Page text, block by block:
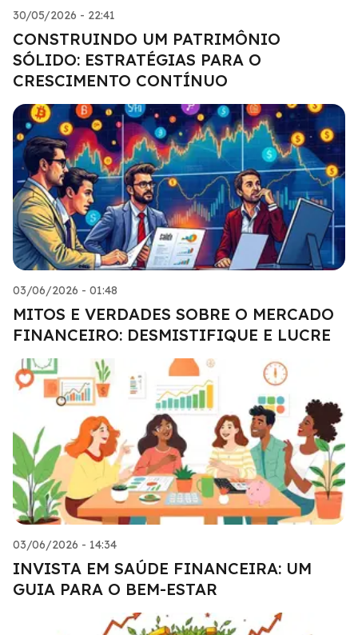
30/05/2026 - 22:41
CONSTRUINDO UM PATRIMÔNIO
SÓLIDO: ESTRATÉGIAS PARA O
CRESCIMENTO CONTÍNUO
03/06/2026 - 01:48
MITOS E VERDADES SOBRE O MERCADO
FINANCEIRO: DESMISTIFIQUE E LUCRE
03/06/2026 - 14:34
INVISTA EM SAÚDE FINANCEIRA: UM
GUIA PARA O BEM-ESTAR